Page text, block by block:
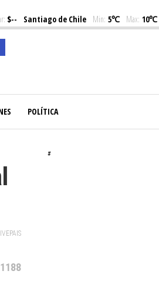
$-- Santiago de Chile Min: 5℃ Max: 10℃
POLÍTICA
#